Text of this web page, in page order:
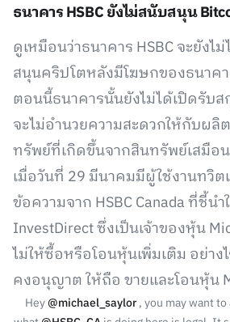
ธนาคาร HSBC ยังไม่สนับสนุน
ดูเหมือนว่าธนาคาร HSBC จะยังไ
สนุนคริปโตหลังมีโฆษกของธนาค
ตอนนี้ธนาคารนั้นยังไม่ได้เปิดรับส
จะไม่อำนวยความสะดวกให้กับผ
ทรัพย์ที่เกิดขึ้นจากสินทรัพย์เสมือน
เมื่อวันที่ 29 มีนาคมมีผู้ใช้งานทวิต
ข้อความจาก HSBC Canada ที่ชี้นำ
InvestDirect ซึ่งเป็นเจ้าของหุ้น
ไม่ให้ซื้อหรือโอนหุ้นเพิ่มเติม อย่าง
คงอนุญาต ให้ถือ ขายและโอนหุ้น
Hey@michael_saylor, you may want